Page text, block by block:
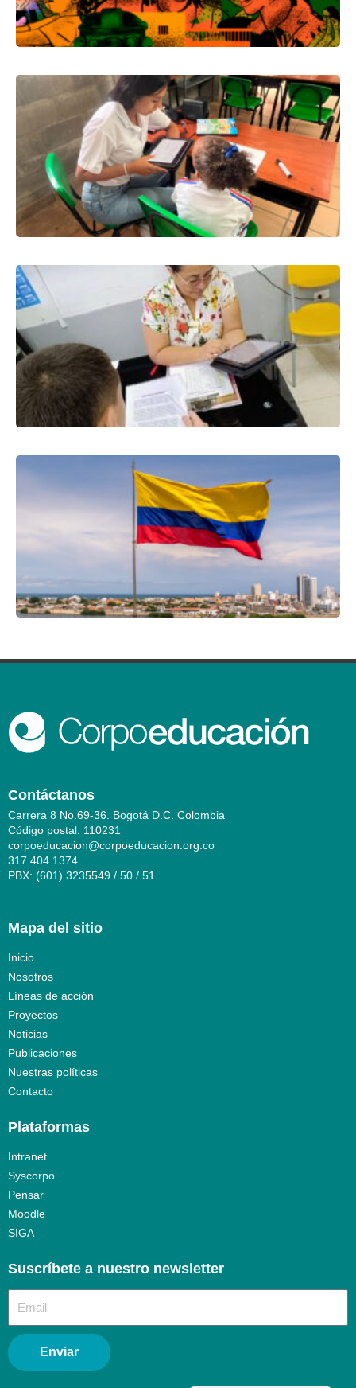
Contáctanos
Carrera 8 No.69-36. Bogotá D.C. Colombia
Código postal: 110231
corpoeducacion@corpoeducacion.org.co
317 404 1374
PBX: (601) 3235549 / 50 / 51
Mapa del sitio
Inicio
Nosotros
Líneas de acción
Proyectos
Noticias
Publicaciones
Nuestras políticas
Contacto
Plataformas
Intranet
Syscorpo
Pensar
Moodle
SIGA
Suscríbete a nuestro newsletter​
Enviar